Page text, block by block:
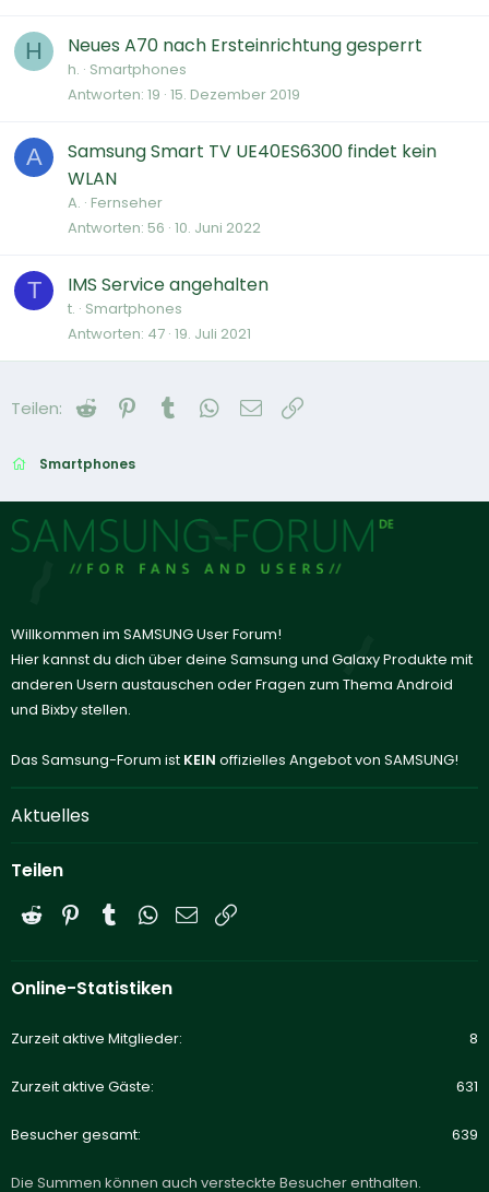
H Neues A70 nach Ersteinrichtung gesperrt
h. Smartphones
Antworten 19 15. Dezember 2019
A
Samsung Smart TV UE40ES6300 findet kein
WLAN
A. Fernseher
Antworten 56 10. Juni 2022
T IMS Service angehalten
t. Smartphones
Antworten 47 19. Juli 2021
Teilen: Reddit Pinterest
Tumblr WhatsApp
E-Mail
Smartphones
Willkommen im SAMSUNG User Forum!
Hier kannst du dich über deine Samsung und Galaxy Produkte mit
anderen Usern austauschen oder Fragen zum Thema Android
und Bixby stellen.
Das Samsung-Forum ist KEIN offizielles Angebot von SAMSUNG!
Aktuelles
Teilen
Reddit PinterestTumblrWhatsApp
E-Mail
Online-Statistiken
Zurzeit aktive Mitglieder 8
Zurzeit aktive Gäste 631
Besucher gesamt 639
Die Summen können auch versteckte Besucher enthalten.